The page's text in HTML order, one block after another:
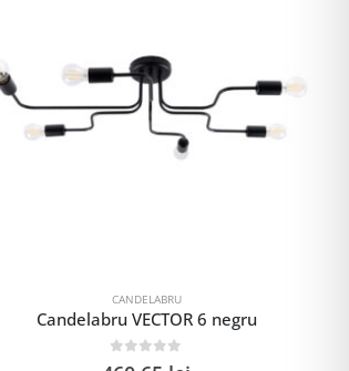
CANDELABRU
Candelabru VECTOR 6 negru
out of 5